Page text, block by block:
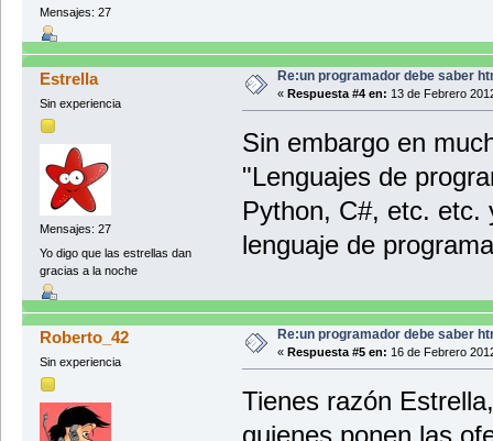
Mensajes: 27
Estrella
Sin experiencia
Mensajes: 27
Yo digo que las estrellas dan
gracias a la noche
Re:un programador debe saber
« Respuesta #4 en: 13 de Febrero
Sin embargo en
"Lenguajes de
Python, C#, etc. etc.
lenguaje de
Roberto_42
Sin experiencia
Re:un programador debe saber
« Respuesta #5 en: 16 de Febrero
Tienes razón
quienes ponen las